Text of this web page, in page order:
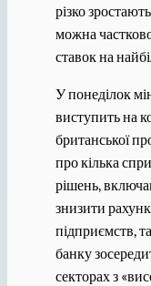
різко
можна
ставок на
У понеділок
виступить на
британської
про кілька
рішень,
знизити
підприємств,
банку
секторах з